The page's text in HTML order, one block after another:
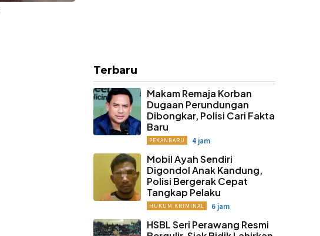
Terbaru
Makam Remaja Korban
Dugaan Perundungan
Dibongkar, Polisi Cari Fakta
Baru
PEKANBARU 4 jam
Mobil Ayah Sendiri
Digondol Anak Kandung,
Polisi Bergerak Cepat
Tangkap Pelaku
HUKUM KRIMINAL 6 jam
HSBL Seri Perawang Resmi